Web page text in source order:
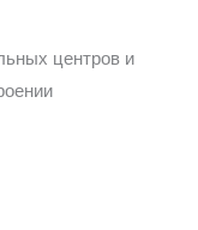
центров и